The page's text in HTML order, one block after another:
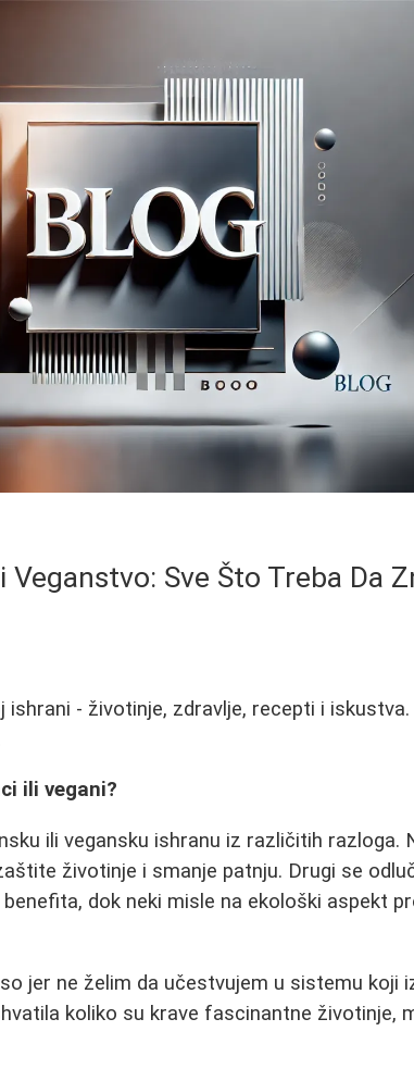
Sve Što Treba Da
ishrani - životinje, zdravlje, recepti i
ili vegani?
ili vegansku ishranu iz različitih razloga.
životinje i smanje patnju. Drugi se
dok neki misle na ekološki aspekt
jer ne želim da učestvujem u sistemu koji
koliko su krave fascinantne životinje,